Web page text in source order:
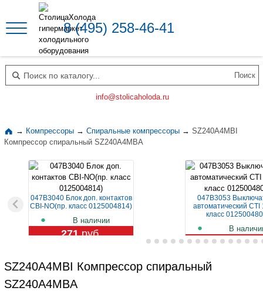
8 (495) 258-46-41
Поиск по каталогу
info@stolicaholoda.ru
→ Компрессоры → Спиральные компрессоры → SZ240A4MBI
Компрессор спиральный SZ240A4MBA
047B3040 Блок доп. контактов
CBI-NO(пр. класс 0125004814)
В наличии
271руб.
047B3053
автоматический CTI
класс
В
1 119 руб.
SZ240A4MBI Компрессор спиральный
SZ240A4MBA